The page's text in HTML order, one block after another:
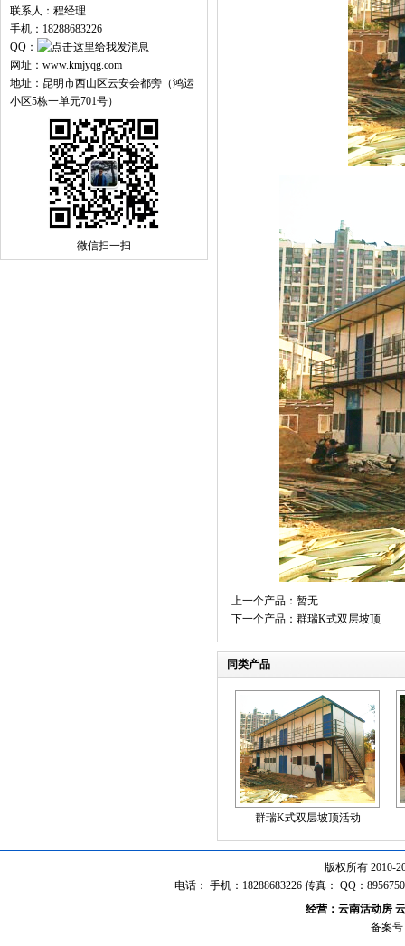
联系人：程经理
手机：18288683226
QQ：
网址：www.kmjyqg.com
地址：昆明市西山区云安会都旁（鸿运
小区5栋一单元701号）
微信扫一扫
上一个产品：暂无
下一个产品： 群瑞K式双层坡顶
同类产品
群瑞K式双层坡顶活动
版权所有 2010-
电话： 手机：18288683226 传真： QQ：
经营： 云南活动房
备案号